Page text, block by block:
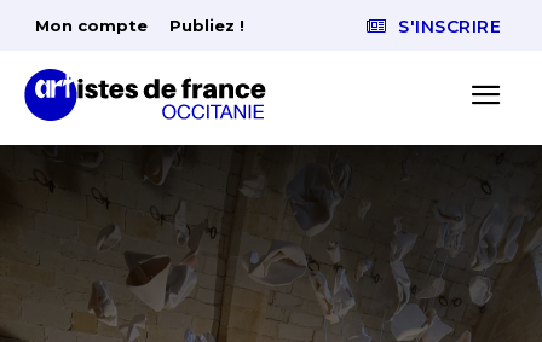
Mon compte Publiez ! S'INSCRIRE